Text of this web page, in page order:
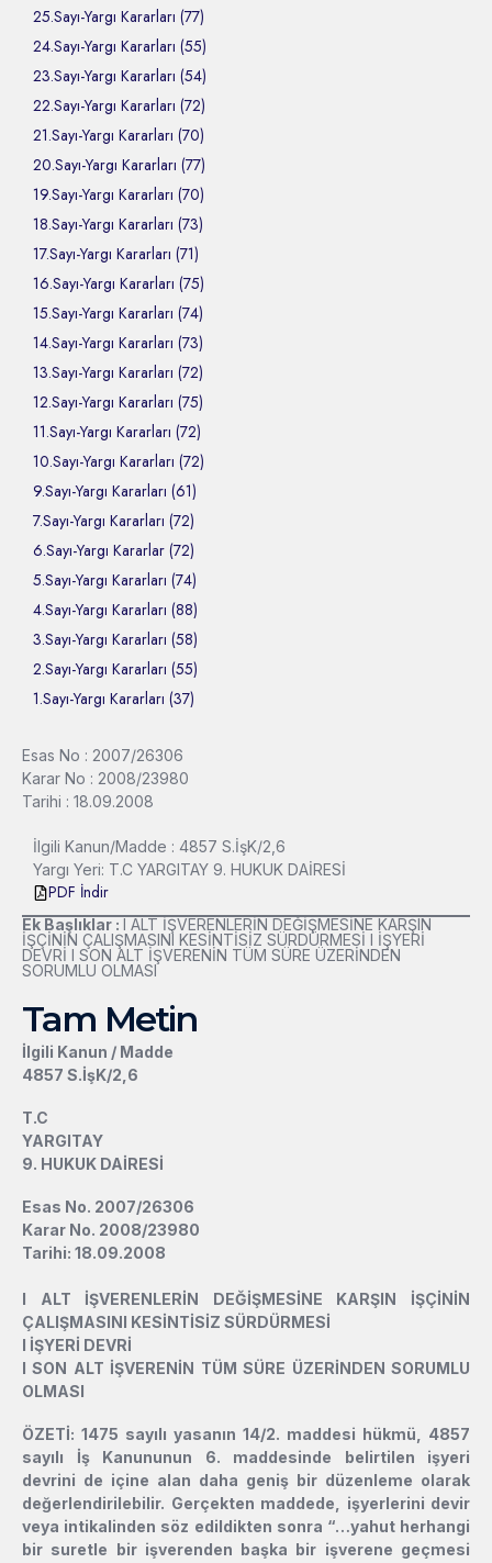
25.Sayı-Yargı Kararları (77)
24.Sayı-Yargı Kararları (55)
23.Sayı-Yargı Kararları (54)
22.Sayı-Yargı Kararları (72)
21.Sayı-Yargı Kararları (70)
20.Sayı-Yargı Kararları (77)
19.Sayı-Yargı Kararları (70)
18.Sayı-Yargı Kararları (73)
17.Sayı-Yargı Kararları (71)
16.Sayı-Yargı Kararları (75)
15.Sayı-Yargı Kararları (74)
14.Sayı-Yargı Kararları (73)
13.Sayı-Yargı Kararları (72)
12.Sayı-Yargı Kararları (75)
11.Sayı-Yargı Kararları (72)
10.Sayı-Yargı Kararları (72)
9.Sayı-Yargı Kararları (61)
7.Sayı-Yargı Kararları (72)
6.Sayı-Yargı Kararlar (72)
5.Sayı-Yargı Kararları (74)
4.Sayı-Yargı Kararları (88)
3.Sayı-Yargı Kararları (58)
2.Sayı-Yargı Kararları (55)
1.Sayı-Yargı Kararları (37)
Esas No : 2007/26306
Karar No : 2008/23980
Tarihi : 18.09.2008
İlgili Kanun/Madde : 4857 S.İşK/2,6
Yargı Yeri: T.C YARGITAY 9. HUKUK DAİRESİ
PDF İndir
Ek Başlıklar : l ALT İŞVERENLERİN DEĞİŞMESİNE KARŞIN
İŞÇİNİN ÇALIŞMASINI KESİNTİSİZ SÜRDÜRMESİ l İŞYERİ
DEVRİ l SON ALT İŞVERENİN TÜM SÜRE ÜZERİNDEN
SORUMLU OLMASI
Tam Metin
İlgili Kanun / Madde
4857 S.İşK/2,6
T.C
YARGITAY
9. HUKUK DAİRESİ
Esas No. 2007/26306
Karar No. 2008/23980
Tarihi: 18.09.2008
l
ALT İŞVERENLERİN DEĞİŞMESİNE KARŞIN İŞÇİNİN
ÇALIŞMASINI KESİNTİSİZ SÜRDÜRMESİ
l İŞYERİ DEVRİ
l SON ALT İŞVERENİN TÜM SÜRE ÜZERİNDEN SORUMLU
OLMASI
ÖZETİ: 1475 sayılı yasanın 14/2. maddesi hükmü, 4857
sayılı İş Kanununun 6. maddesinde belirtilen işyeri
devrini de içine alan daha geniş bir düzenleme olarak
değerlendirilebilir. Gerçekten maddede, işyerlerini devir
veya intikalinden söz edildikten sonra “…yahut herhangi
bir suretle bir işverenden başka bir işverene geçmesi